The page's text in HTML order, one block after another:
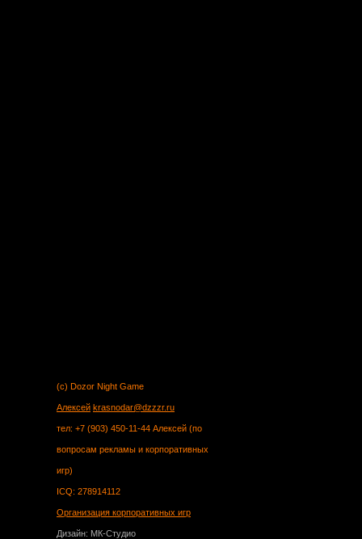
(c) Dozor Night Game
Алексей krasnodar@dzzzr.ru
тел: +7 (903) 450-11-44 Алексей (по
вопросам рекламы и корпоративных
игр)
ICQ: 278914112
Организация корпоративных игр
Дизайн: МК-Студио